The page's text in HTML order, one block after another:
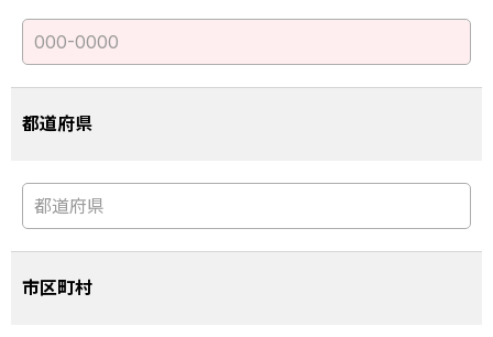
都道府県
市区町村